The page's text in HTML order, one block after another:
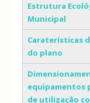
Estrutura
Municipal
Caraterísticas
do plano
equipamentos
de utilização